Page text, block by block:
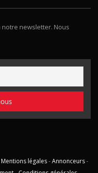
newsletter. Nous
Mentions légales-Annonceurs-